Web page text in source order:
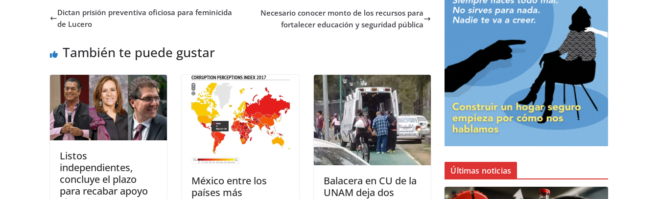
Dictan prisión preventiva oficiosa para feminicida
de Lucero
Necesario conocer monto de los recursos para
fortalecer educación y seguridad pública
También te puede gustar
Listos
independientes,
concluye el plazo
para recabar apoyo
México entre los
países más
Balacera en CU de la
UNAM deja dos
Últimas noticias